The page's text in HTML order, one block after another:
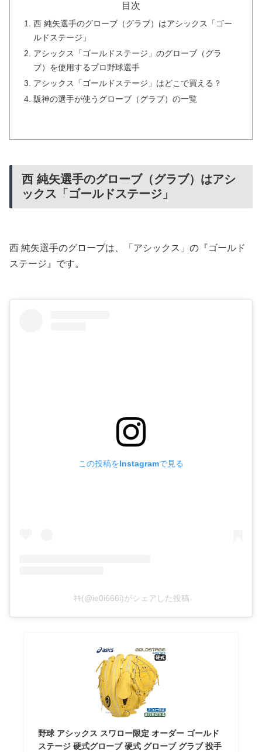
目次
西 純矢選手のグローブ（グラブ）はアシックス「ゴー
ルドステージ」
アシックス「ゴールドステージ」のグローブ（グラ
ブ）を使用するプロ野球選手
アシックス「ゴールドステージ」はどこで買える？
阪神の選手が使うグローブ（グラブ）の一覧
西 純矢選手のグローブ（グラブ）はアシ
ックス「ゴールドステージ」
西 純矢選手のグローブは、「アシックス」の『ゴールド
ステージ』です。
この投稿をInstagramで見る
ﾈｷ(@ie0i666i)がシェアした投稿
野球 アシックス スワロー限定 オーダー ゴールド
ステージ 硬式グローブ 硬式 グローブ グラブ 投手